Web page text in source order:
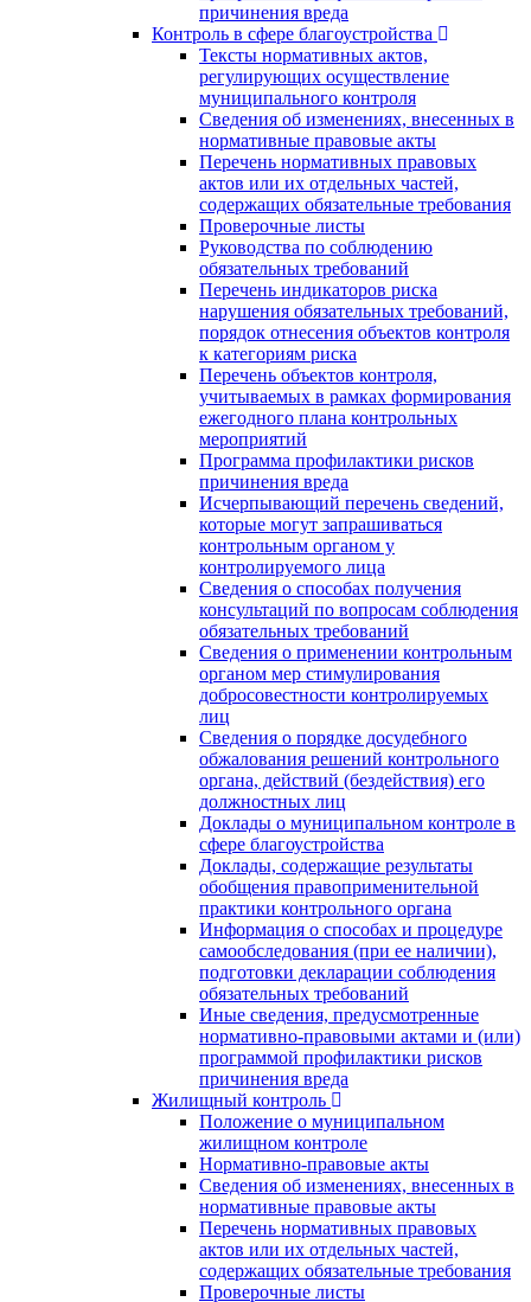
причинения вреда
Контроль в сфере благоустройства
Тексты нормативных актов,
регулирующих осуществление
муниципального контроля
Сведения об изменениях, внесенных в
нормативные правовые акты
Перечень нормативных правовых
актов или их отдельных частей,
содержащих обязательные требования
Проверочные листы
Руководства по соблюдению
обязательных требований
Перечень индикаторов риска
нарушения обязательных требований,
порядок отнесения объектов контроля
к категориям риска
Перечень объектов контроля,
учитываемых в рамках формирования
ежегодного плана контрольных
мероприятий
Программа профилактики рисков
причинения вреда
Исчерпывающий перечень сведений,
которые могут запрашиваться
контрольным органом у
контролируемого лица
Сведения о способах получения
консультаций по вопросам соблюдения
обязательных требований
Сведения о применении контрольным
органом мер стимулирования
добросовестности контролируемых
лиц
Сведения о порядке досудебного
обжалования решений контрольного
органа, действий (бездействия) его
должностных лиц
Доклады о муниципальном контроле в
сфере благоустройства
Доклады, содержащие результаты
обобщения правоприменительной
практики контрольного органа
Информация о способах и процедуре
самообследования (при ее наличии),
подготовки декларации соблюдения
обязательных требований
Иные сведения, предусмотренные
нормативно-правовыми актами и (или)
программой профилактики рисков
причинения вреда
Жилищный контроль
Положение о муниципальном
жилищном контроле
Нормативно-правовые акты
Сведения об изменениях, внесенных в
нормативные правовые акты
Перечень нормативных правовых
актов или их отдельных частей,
содержащих обязательные требования
Проверочные листы